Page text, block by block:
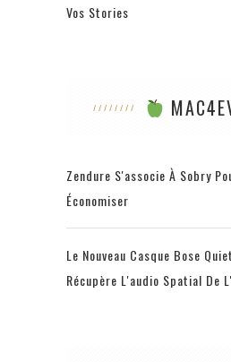
Vos Stories
Zendure S'associe À Sobry
Économiser
Le Nouveau Casque Bose
Récupère L'audio Spatial De